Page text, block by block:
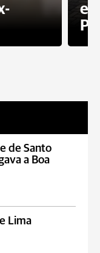
de Santo
a Boa
Lima